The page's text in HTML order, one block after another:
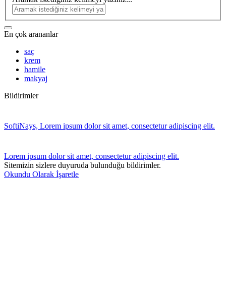
En çok arananlar
saç
krem
hamile
makyaj
Bildirimler
SoftiNays, Lorem ipsum dolor sit amet, consectetur adipiscing elit.
Lorem ipsum dolor sit amet, consectetur adipiscing elit.
Sitemizin sizlere duyuruda bulunduğu bildirimler.
Okundu Olarak İşaretle